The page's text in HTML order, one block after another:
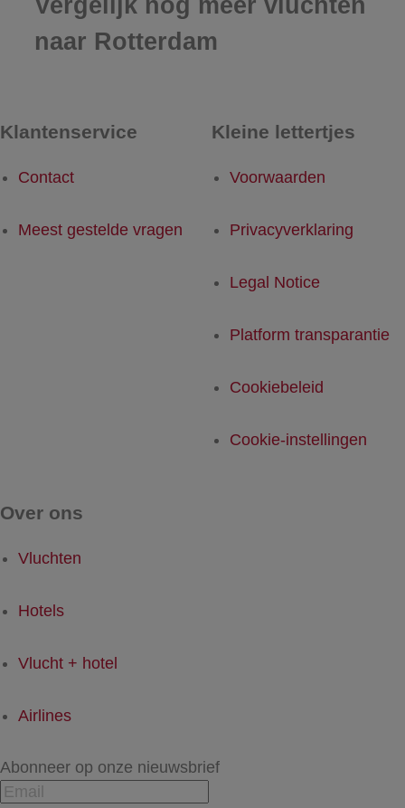
Vergelijk nog meer vluchten
naar Rotterdam
Klantenservice
Contact
Meest gestelde vragen
Kleine lettertjes
Voorwaarden
Privacyverklaring
Legal Notice
Platform transparantie
Cookiebeleid
Cookie-instellingen
Over ons
Vluchten
Hotels
Vlucht + hotel
Airlines
Abonneer op onze nieuwsbrief